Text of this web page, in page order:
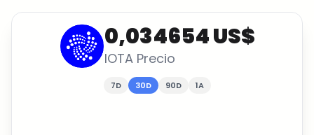
0,034654 US$
IOTA Precio
7D 30D 90D 1A